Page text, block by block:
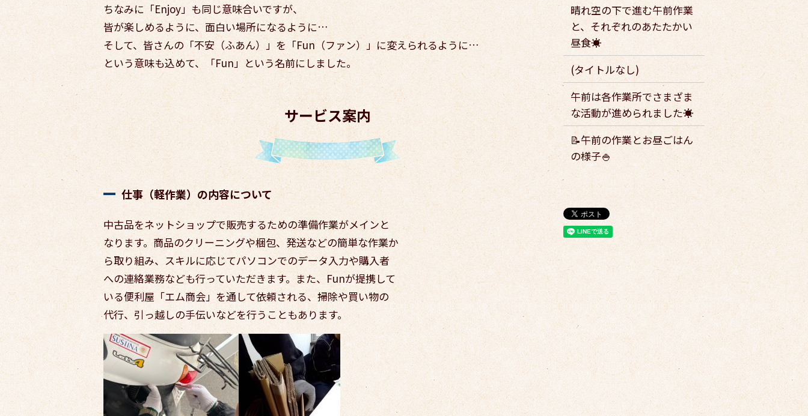
ちなみに「Enjoy」も同じ意味合いですが、
皆が楽しめるように、面白い場所になるように…
そして、皆さんの「不安（ふあん）」を「Fun（ファン）」に変えられるように…
という意味も込めて、「Fun」という名前にしました。
サービス案内
仕事（軽作業）の内容について
中古品をネットショップで販売するための準備作業がメインと
なります。商品のクリーニングや梱包、発送などの簡単な作業か
ら取り組み、スキルに応じてパソコンでのデータ入力や購入者
への連絡業務なども行っていただきます。また、Funが提携して
いる便利屋「エム商会」を通して依頼される、掃除や買い物の
代行、引っ越しの手伝いなどを行うこともあります。
晴れ空の下で進む午前作業
と、それぞれのあたたかい
昼食☀️
(タイトルなし)
午前は各作業所でさまざま
な活動が進められました☀️
📝午前の作業とお昼ごはん
の様子🍚